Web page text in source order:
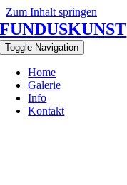
Zum Inhalt springen
FUNDUSKUNST
Toggle Navigation
Home
Galerie
Info
Kontakt